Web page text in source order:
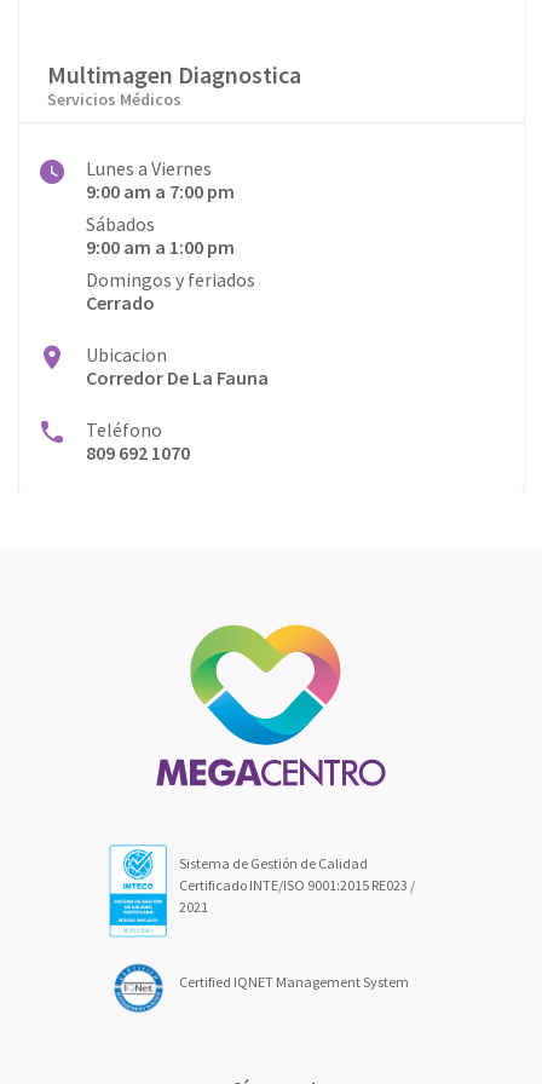
Multimagen Diagnostica
Servicios Médicos
Lunes a Viernes
9:00 am a 7:00 pm
Sábados
9:00 am a 1:00 pm
Domingos y feriados
Cerrado
Ubicacion
Corredor De La Fauna
Teléfono
809 692 1070
Sistema de Gestión de Calidad
Certificado INTE/ISO 9001:2015 RE023 /
2021
Certified IQNET Management System